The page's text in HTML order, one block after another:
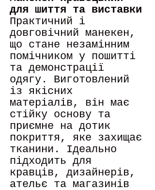
для шиття та виставки
Практичний і
довговічний манекен,
що стане незамінним
помічником у пошитті
та демонстрації
одягу. Виготовлений
із якісних
матеріалів, він має
стійку основу та
приємне на дотик
покриття, яке захищає
тканини. Ідеально
підходить для
кравців, дизайнерів,
ательє та магазинів